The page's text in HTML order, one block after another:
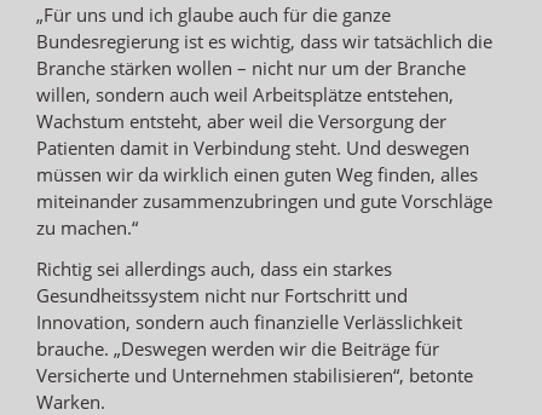
„Für uns und ich glaube auch für die ganze
Bundesregierung ist es wichtig, dass wir tatsächlich die
Branche stärken wollen – nicht nur um der Branche
willen, sondern auch weil Arbeitsplätze entstehen,
Wachstum entsteht, aber weil die Versorgung der
Patienten damit in Verbindung steht. Und deswegen
müssen wir da wirklich einen guten Weg finden, alles
miteinander zusammenzubringen und gute Vorschläge
zu machen.“
Richtig sei allerdings auch, dass ein starkes
Gesundheitssystem nicht nur Fortschritt und
Innovation, sondern auch finanzielle Verlässlichkeit
brauche. „Deswegen werden wir die Beiträge für
Versicherte und Unternehmen stabilisieren“, betonte
Warken.